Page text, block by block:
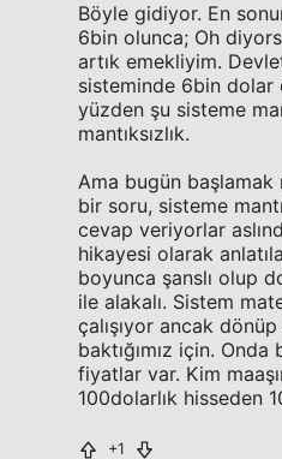
Böyle gidiyor. En
6bin olunca; Oh
artık emekliyim.
sisteminde 6bin dolar
yüzden şu sisteme
mantıksızlık.
Ama bugün başlamak
bir soru, sisteme
cevap veriyorlar
hikayesi olarak
boyunca şanslı olup
ile alakalı. Sistem
çalışıyor ancak
baktığımız için.
fiyatlar var. Kim
100dolarlık hisseden
+1